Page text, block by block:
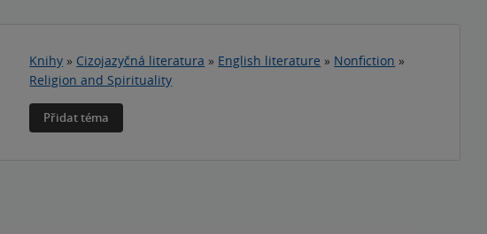
Knihy » Cizojazyčná literatura » English literature » Nonfiction »
Religion and Spirituality
Přidat téma